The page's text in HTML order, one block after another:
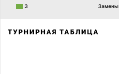
3 Замены
ТУРНИРНАЯ ТАБЛИЦА